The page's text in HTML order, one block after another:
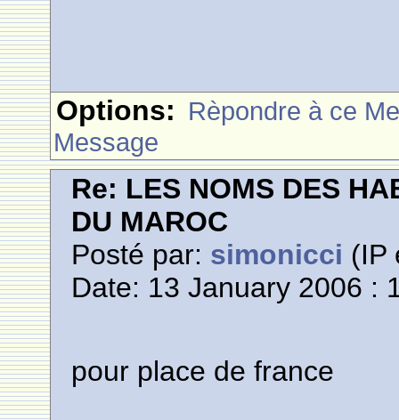
Options: Rèpondre à ce
Message
Re: LES NOMS DES
DU MAROC
Posté par: simonicci (IP
Date: 13 January 2006 :
pour place de france